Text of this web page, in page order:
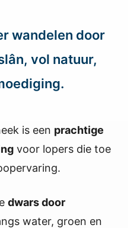
wandelen door
vol natuur,
is een prachtige
voor lopers die toe
dwars door
water, groen en